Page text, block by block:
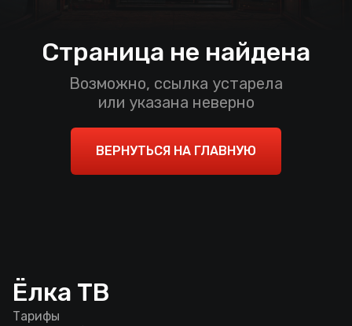
Страница не найдена
Возможно, ссылка устарела
или указана неверно
ВЕРНУТЬСЯ НА ГЛАВНУЮ
Ёлка ТВ
Тарифы